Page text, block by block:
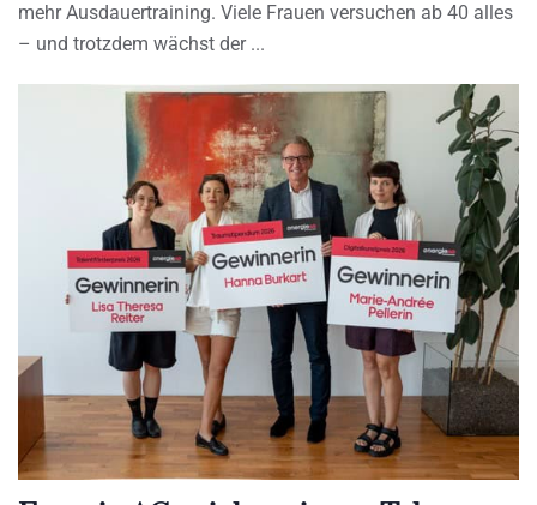
mehr Ausdauertraining. Viele Frauen versuchen ab 40 alles
– und trotzdem wächst der